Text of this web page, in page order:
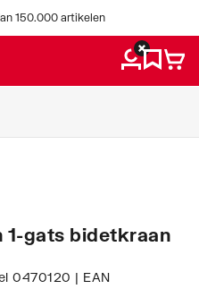
150.000 artikelen
1-gats bidetkraan
0470120 | EAN